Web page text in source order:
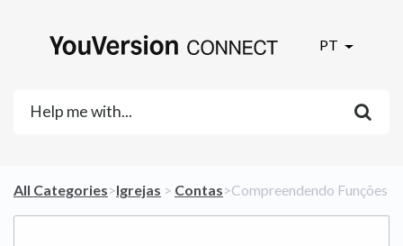
PT
All Categories​>​​Igrejas ​ > ​ ​Contas​>​ Compreendendo Funções